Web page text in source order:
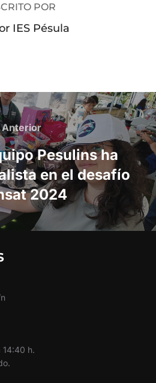
POR
IES Pésula
Anterior
Anterior
Pesulins ha
en el desafío
2024
14:40 h.